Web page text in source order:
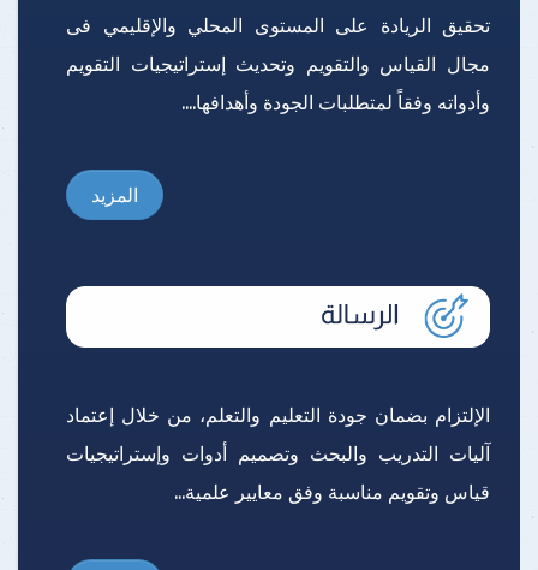
تحقيق الريادة على المستوى المحلي والإقليمي فى
مجال القياس والتقويم وتحديث إستراتيجيات التقويم
وأدواته وفقاً لمتطلبات الجودة وأهدافها....
المزيد
الإلتزام بضمان جودة التعليم والتعلم، من خلال إعتماد
آليات التدريب والبحث وتصميم أدوات وإستراتيجيات
قياس وتقويم مناسبة وفق معايير علمية...